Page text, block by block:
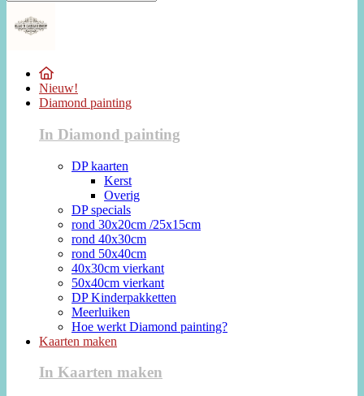
Nieuw!
Diamond painting
In Diamond painting
DP kaarten
Kerst
Overig
DP specials
rond 30x20cm /25x15cm
rond 40x30cm
rond 50x40cm
40x30cm vierkant
50x40cm vierkant
DP Kinderpakketten
Meerluiken
Hoe werkt Diamond painting?
Kaarten maken
In Kaarten maken